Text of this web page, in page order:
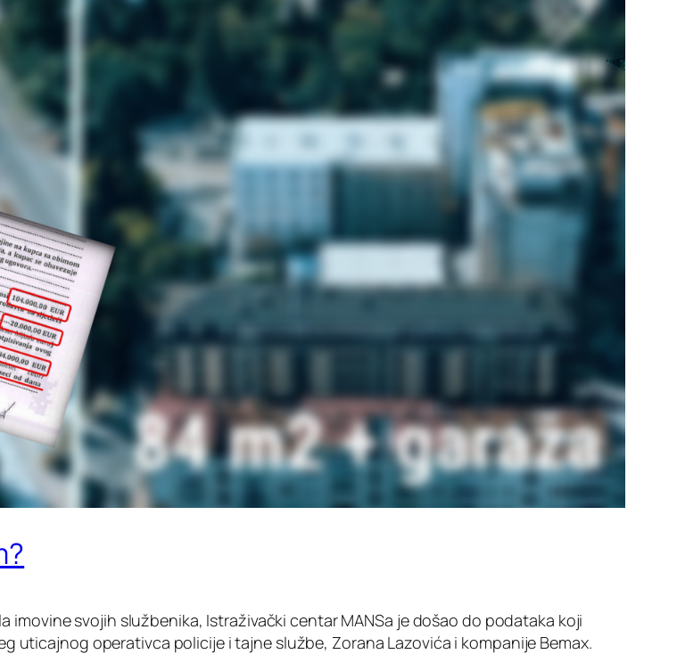
imovine svojih službenika, Istraživački centar MANSa je došao do podataka koji
operativca policije i tajne službe, Zorana Lazovića i kompanije Bemax.